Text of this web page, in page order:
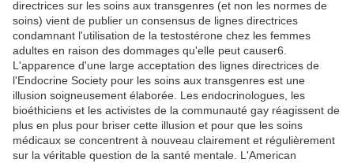
directrices sur les soins aux transgenres (et non les normes de
soins) vient de publier un consensus de lignes directrices
condamnant l'utilisation de la testostérone chez les femmes
adultes en raison des dommages qu'elle peut causer6.
L'apparence d'une large acceptation des lignes directrices de
l'Endocrine Society pour les soins aux transgenres est une
illusion soigneusement élaborée. Les endocrinologues, les
bioéthiciens et les activistes de la communauté gay réagissent de
plus en plus pour briser cette illusion et pour que les soins
médicaux se concentrent à nouveau clairement et régulièrement
sur la véritable question de la santé mentale. L'American